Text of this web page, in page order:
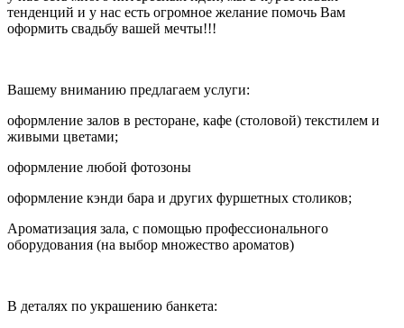
тенденций и у нас есть огромное желание помочь Вам
оформить свадьбу вашей мечты!!!
Вашему вниманию предлагаем услуги:
оформление залов в ресторане, кафе (столовой) текстилем и
живыми цветами;
оформление любой фотозоны
оформление кэнди бара и других фуршетных столиков;
Ароматизация зала, с помощью профессионального
оборудования (на выбор множество ароматов)
В деталях по украшению банкета: